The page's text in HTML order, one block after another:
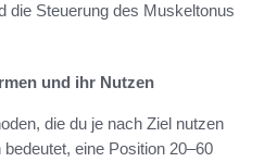
die Steuerung des Muskeltonus
und ihr Nutzen
die du je nach Ziel nutzen
eine Position 20–60